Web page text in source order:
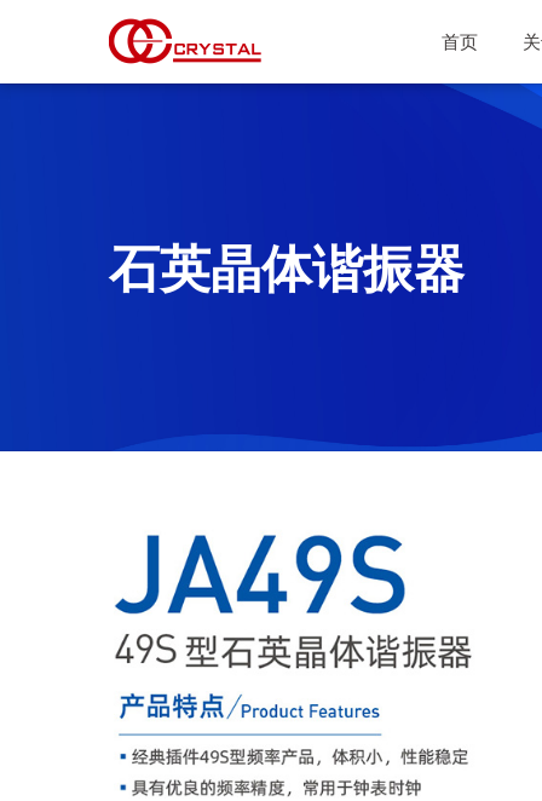
首页
石英晶体谐振器